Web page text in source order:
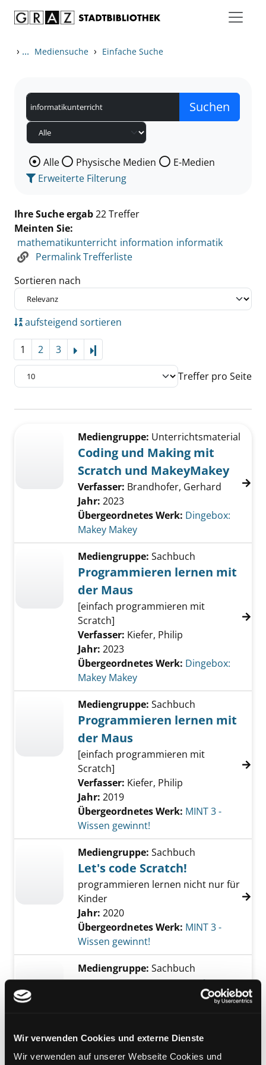
Wir verwenden Cookies und externe Dienste
Wir verwenden auf unserer Webseite Cookies und
› ... Mediensuche › Einfache Suche
Wählen Sie die Medienart nach der Sie suchen wollen.
Alle Physische Medien
E-Medien
Erweiterte Filterung
Ihre Suche ergab22 Treffer
Meinten Sie:
mathematikunterricht information informatik
Permalink Trefferliste
Sortieren nach
aufsteigend sortieren
1 2 3
Treffer pro Seite
Zu den Suchfiltern springen
Mediengruppe: Unterrichtsmaterial
Coding und Making mit
Scratch und MakeyMakey
Verfasser: Brandhofer, Gerhard
Jahr: 2023
Übergeordnetes Werk: Dingebox:
Makey Makey
Mediengruppe: Sachbuch
Programmieren lernen mit
der Maus
[einfach programmieren mit
Scratch]
Verfasser: Kiefer, Philip
Jahr: 2023
Übergeordnetes Werk: Dingebox:
Makey Makey
Mediengruppe: Sachbuch
Programmieren lernen mit
der Maus
[einfach programmieren mit
Scratch]
Verfasser: Kiefer, Philip
Jahr: 2019
Übergeordnetes Werk: MINT 3 -
Wissen gewinnt!
Mediengruppe: Sachbuch
Let's code Scratch!
programmieren lernen nicht nur für
Kinder
Jahr: 2020
Übergeordnetes Werk: MINT 3 -
Wissen gewinnt!
Mediengruppe: Sachbuch
Ganz easy programmieren
Scratch 3.0]
Louie